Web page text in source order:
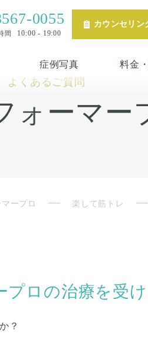
0055
間 10:00 - 19:00
カウンセリン
症例写真 料金
よくあるご質問
ォーマー
ープロ 楽して筋トレ
ロの治療を受
？